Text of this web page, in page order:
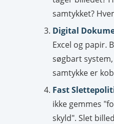
samtykket?
Digital
Excel og papir.
søgbart
samtykke er
Fast
ikke gemmes
skyld". Slet